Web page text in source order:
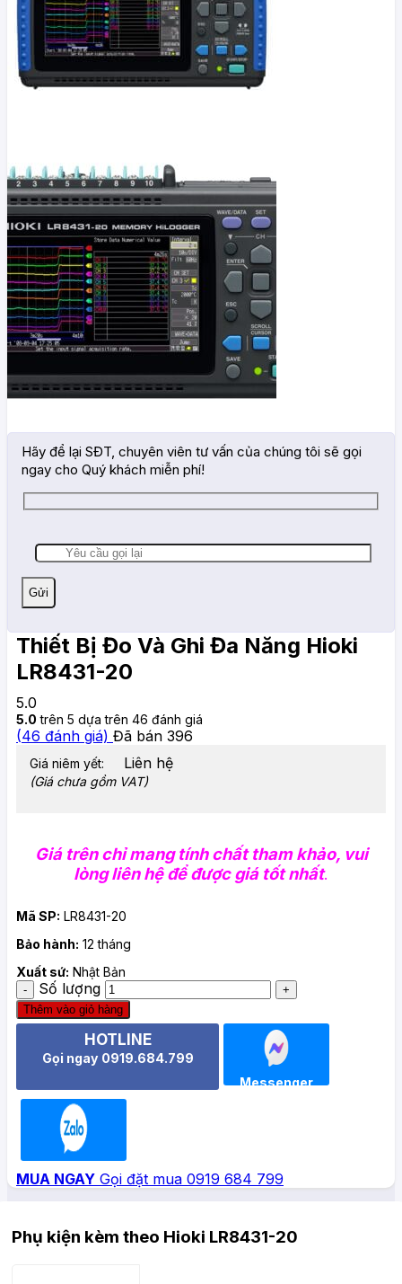
Hãy để lại SĐT, chuyên viên tư vấn của chúng tôi sẽ gọi
ngay cho Quý khách miễn phí!
Thiết Bị Đo Và Ghi Đa Năng Hioki
LR8431-20
5.0
5.0 trên 5 dựa trên 46 đánh giá
(46 đánh giá) Đã bán 396
Giá niêm yết: Liên hệ
(Giá chưa gồm VAT)
Giá trên chỉ mang tính chất tham khảo, vui
lòng liên hệ để đượcgiá tốt nhất.
Mã SP: LR8431-20
Bảo hành: 12 tháng
Xuất sứ: Nhật Bản
Số lượng
Thêm vào giỏ hàng
HOTLINE
Gọi ngay 0919.684.799
Messenger
MUA NGAY Gọi đặt mua 0919 684 799
Phụ kiện kèm theo Hioki LR8431-20